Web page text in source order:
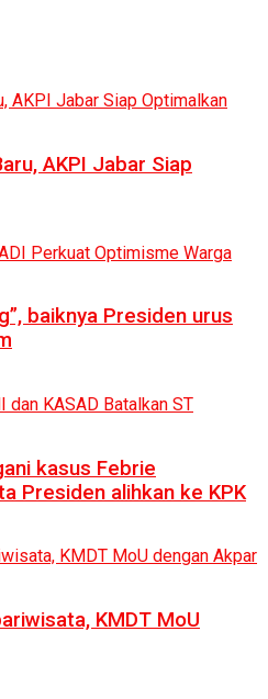
AKPI Jabar Siap
baiknya Presiden urus
kasus Febrie
Presiden alihkan ke KPK
KMDT MoU